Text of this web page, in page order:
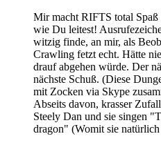
Mir macht RIFTS total
wie Du leitest!
witzig finde, an mir, als
Crawling fetzt echt. Hätte
drauf abgehen würde. Der
nächste Schuß. (Diese
mit Zocken via Skype
Abseits davon, krasser
Steely Dan und sie singen
dragon" (Womit sie